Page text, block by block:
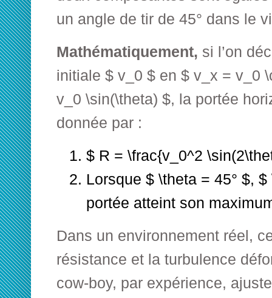
un angle de tir de 45° dans le
Mathématiquement, si l’on
initiale $ v_0 $ en $ v_x = v_0
v_0 \sin(\theta) $, la portée
donnée par :
$ R = \frac{v_0^2
Lorsque $ \theta = 45° $,
portée atteint son
Dans un environnement réel,
résistance et la turbulence
cow-boy, par expérience,